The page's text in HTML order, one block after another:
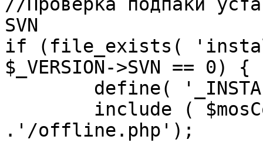
SVN
if (file_exists(
$_VERSION->SVN == 0) {
.'/offline.php');